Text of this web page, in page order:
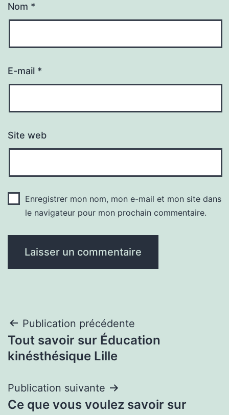
Nom *
E-mail *
Site web
Enregistrer mon nom, mon e-mail et mon site dans
le navigateur pour mon prochain commentaire.
Navigation
de
Publication précédente
Tout savoir sur Éducation
kinésthésique Lille
Publication suivante
Ce que vous voulez savoir sur